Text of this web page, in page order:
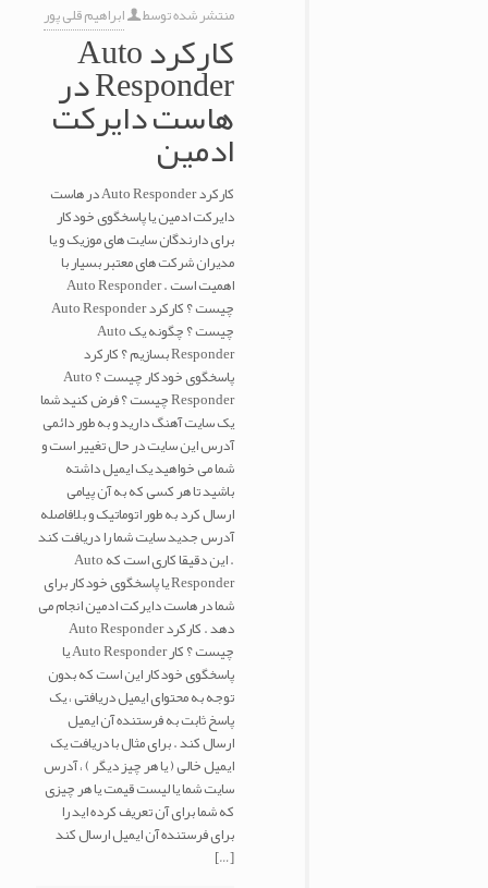
منتشر شده توسط ابراهیم قلی پور
کارکرد AutoResponder در
هاست دایرکت
ادمین
کارکرد Auto Responder در هاست
دایرکت ادمین یا پاسخگوی خودکار
برای دارندگان سایت های موزیک و یا
مدیران شرکت های معتبر بسیار با
اهمیت است . Auto Responder
چیست ؟ کارکرد Auto Responder
چیست ؟ چگونه یک Auto
Responder بسازیم ؟ کارکرد
پاسخگوی خودکار چیست ؟ Auto
Responder چیست ؟ فرض کنید شما
یک سایت آهنگ دارید و به طور دائمی
آدرس این سایت در حال تغییر است و
شما می خواهید یک ایمیل داشته
باشید تا هر کسی که به آن پیامی
ارسال کرد به طور اتوماتیک و بلافاصله
آدرس جدید سایت شما را دریافت کند
. این دقیقا کاری است که Auto
Responder یا پاسخگوی خودکار برای
شما در هاست دایرکت ادمین انجام می
دهد . کارکرد Auto Responder
چیست ؟ کار Auto Responder یا
پاسخگوی خودکار این است که بدون
توجه به محتوای ایمیل دریافتی ، یک
پاسخ ثابت به فرستنده آن ایمیل
ارسال کند . برای مثال با دریافت یک
ایمیل خالی ( یا هر چیز دیگر ) ، آدرس
سایت شما یا لیست قیمت یا هر چیزی
که شما برای آن تعریف کرده اید را
برای فرستنده آن ایمیل ارسال کند
[…]